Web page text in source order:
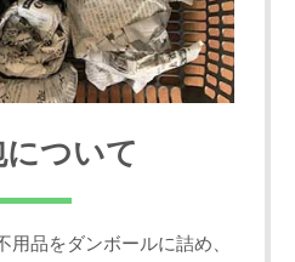
について
品をダンボールに詰め、